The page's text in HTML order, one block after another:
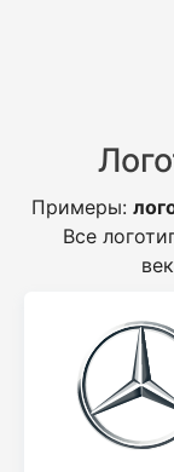
Примеры:
Все